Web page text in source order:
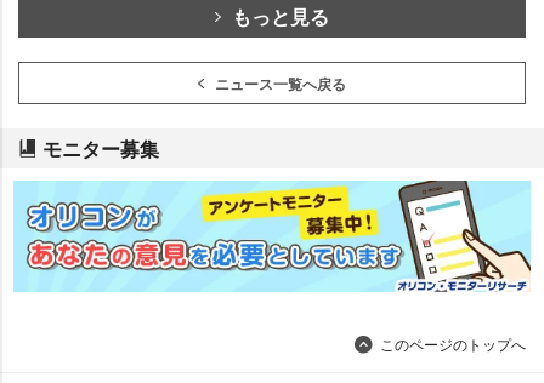
もっと見る
ニュース一覧へ戻る
モニター募集
このページのトップへ